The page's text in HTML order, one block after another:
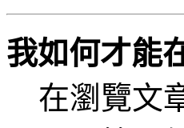
我如何才能
在瀏覽文